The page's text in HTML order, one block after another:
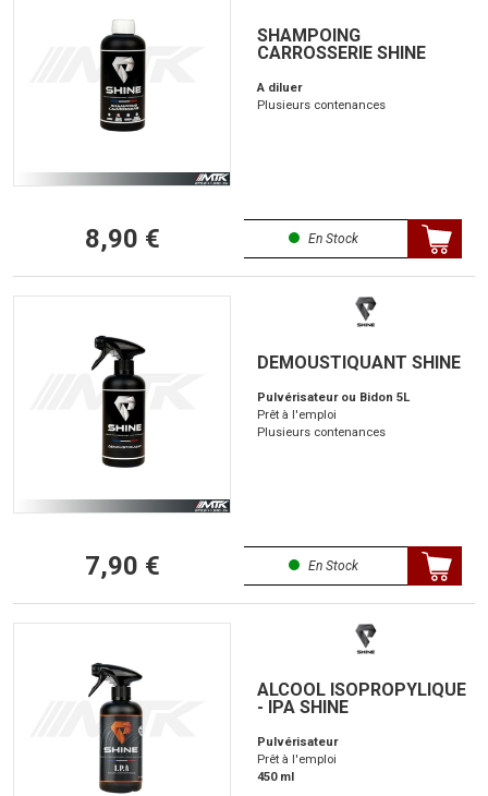
SHAMPOING
CARROSSERIE SHINE
A diluer
Plusieurs contenances
8,90 € En Stock
DEMOUSTIQUANT SHINE
Pulvérisateur ou Bidon 5L
Prêt à l'emploi
Plusieurs contenances
7,90 € En Stock
ALCOOL ISOPROPYLIQUE
- IPA SHINE
Pulvérisateur
Prêt à l'emploi
450 ml